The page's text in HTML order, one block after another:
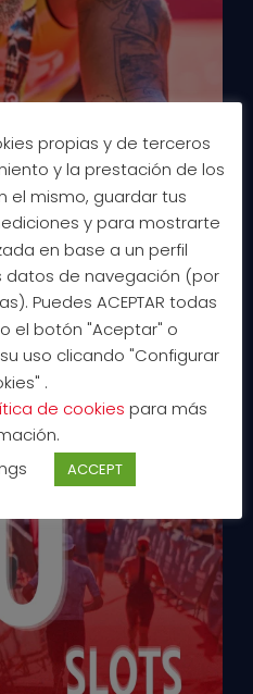
propias y de terceros
y la prestación de los
el mismo, guardar tus
y para mostrarte
en base a un perfil
datos de navegación (por
Puedes ACEPTAR todas
el botón "Aceptar" o
uso clicando "Configurar
.
de cookies para más
ACCEPT